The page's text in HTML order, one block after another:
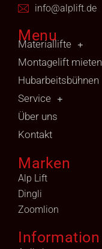
info@alplift.de
Menu
Materiallifte
Montagelift mieten
Hubarbeitsbühnen
Service
Über uns
Kontakt
Marken
Alp Lift
Dingli
Zoomlion
Information